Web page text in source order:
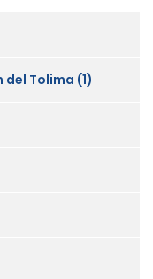
del Tolima (1)